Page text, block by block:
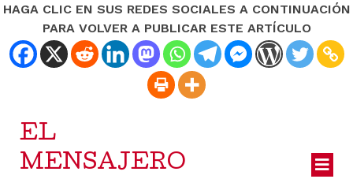
HAGA CLIC EN SUS REDES SOCIALES A CONTINUACIÓN
PARA VOLVER A PUBLICAR ESTE ARTÍCULO
EL
MENSAJERO